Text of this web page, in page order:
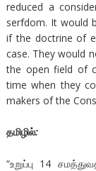
reduced a
serfdom. It would
if the doctrine of
case. They would
the open field of
time when they
makers of the
தமிழில்:
“உறுப்பு 14